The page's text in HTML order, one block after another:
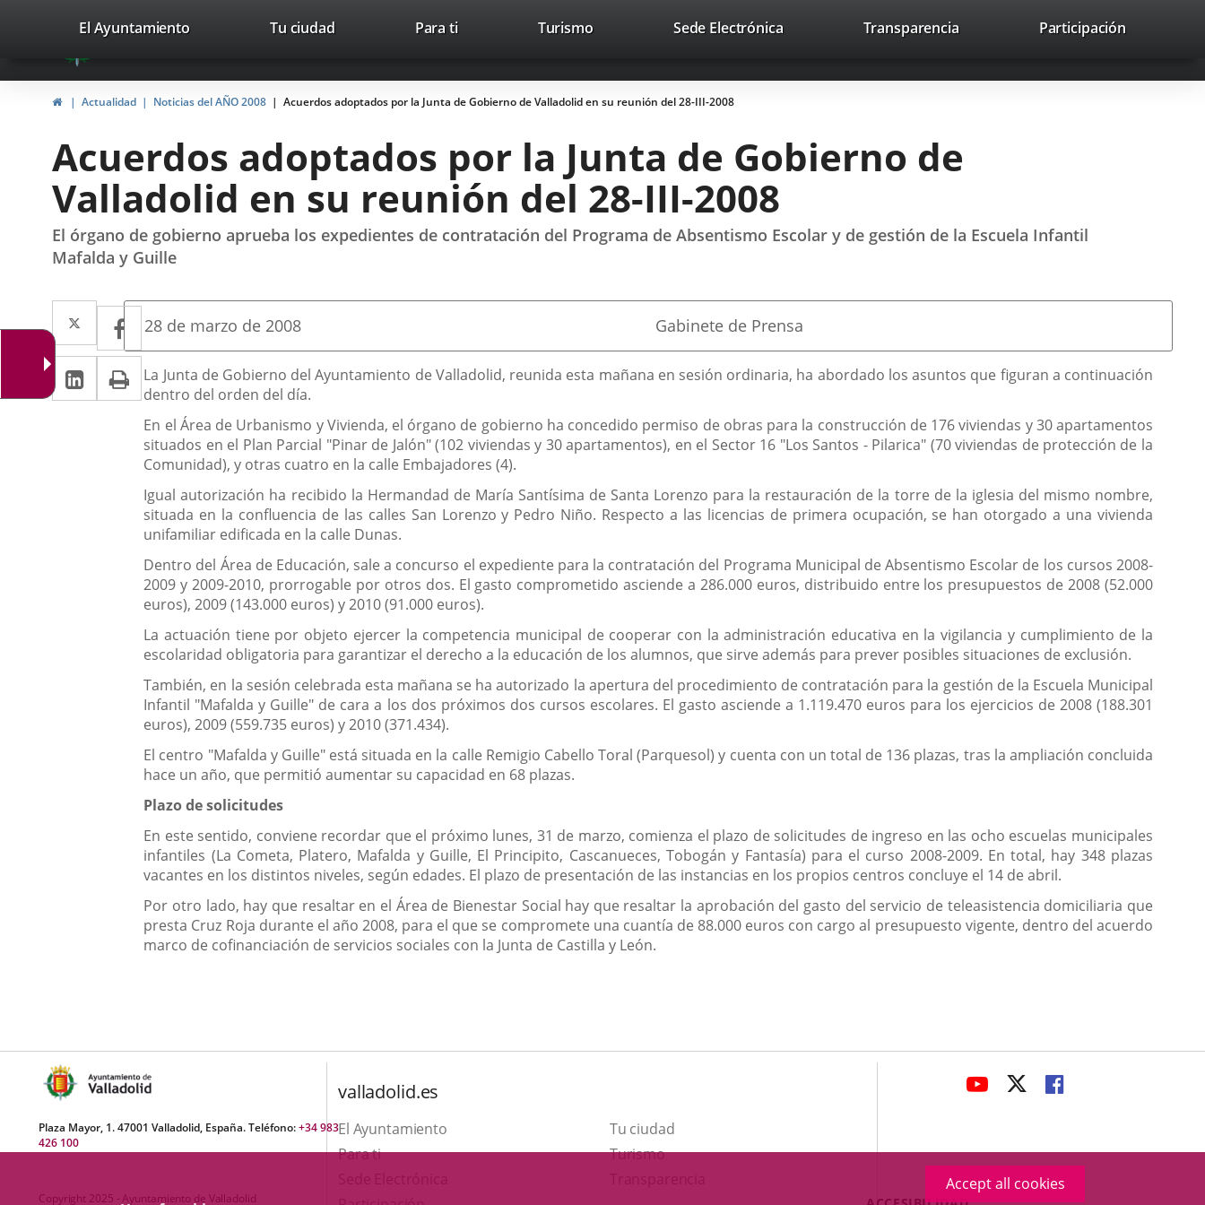
Accept all cookies
Portal
Web
del
Valladolid
avaTop Trabaja con nosotros Contacto avaHeaderSocial
Link
external
Link
external
Link
external
Search
valladolid.es
El Ayuntamiento Tu ciudad Para ti TurismoThis
open
in
up
window.
Sede ElectrónicaLink
application.
Transparencia Participación
HomeActualidad Noticias del AÑO 2008 Acuerdos adoptados por la Junta de Gobierno de Valladolid en su reunión del 28-III-2008
Acuerdos adoptados por la Junta de Gobierno de
Valladolid en su reunión del 28-III-2008
El órgano de gobierno aprueba los expedientes de contratación del Programa de Absentismo Escolar y de gestión de la Escuela Infantil
Mafalda y Guille
Twitter
Enlace
a
una
aplicación
externa.
Facebook
Enlace
a
una
aplicación
externa.
Linkedin
Enlace
a
aplicación
externa.
Print
Fecha
la
noticia
28 de marzo de 2008 Fuente
la
noticia
Gabinete de Prensa
Descripción
La Junta de Gobierno del Ayuntamiento de Valladolid, reunida esta mañana en sesión ordinaria, ha abordado los asuntos que figuran a continuación
dentro del orden del día.
En el Área de Urbanismo y Vivienda, el órgano de gobierno ha concedido permiso de obras para la construcción de 176 viviendas y 30 apartamentos
situados en el Plan Parcial "Pinar de Jalón" (102 viviendas y 30 apartamentos), en el Sector 16 "Los Santos - Pilarica" (70 viviendas de protección de la
Comunidad), y otras cuatro en la calle Embajadores (4).
Igual autorización ha recibido la Hermandad de María Santísima de Santa Lorenzo para la restauración de la torre de la iglesia del mismo nombre,
situada en la confluencia de las calles San Lorenzo y Pedro Niño. Respecto a las licencias de primera ocupación, se han otorgado a una vivienda
unifamiliar edificada en la calle Dunas.
Dentro del Área de Educación, sale a concurso el expediente para la contratación del Programa Municipal de Absentismo Escolar de los cursos 2008-
2009 y 2009-2010, prorrogable por otros dos. El gasto comprometido asciende a 286.000 euros, distribuido entre los presupuestos de 2008 (52.000
euros), 2009 (143.000 euros) y 2010 (91.000 euros).
La actuación tiene por objeto ejercer la competencia municipal de cooperar con la administración educativa en la vigilancia y cumplimiento de la
escolaridad obligatoria para garantizar el derecho a la educación de los alumnos, que sirve además para prever posibles situaciones de exclusión.
También, en la sesión celebrada esta mañana se ha autorizado la apertura del procedimiento de contratación para la gestión de la Escuela Municipal
Infantil "Mafalda y Guille" de cara a los dos próximos dos cursos escolares. El gasto asciende a 1.119.470 euros para los ejercicios de 2008 (188.301
euros), 2009 (559.735 euros) y 2010 (371.434).
El centro "Mafalda y Guille" está situada en la calle Remigio Cabello Toral (Parquesol) y cuenta con un total de 136 plazas, tras la ampliación concluida
hace un año, que permitió aumentar su capacidad en 68 plazas.
Plazo de solicitudes
En este sentido, conviene recordar que el próximo lunes, 31 de marzo, comienza el plazo de solicitudes de ingreso en las ocho escuelas municipales
infantiles (La Cometa, Platero, Mafalda y Guille, El Principito, Cascanueces, Tobogán y Fantasía) para el curso 2008-2009. En total, hay 348 plazas
vacantes en los distintos niveles, según edades. El plazo de presentación de las instancias en los propios centros concluye el 14 de abril.
Por otro lado, hay que resaltar en el Área de Bienestar Social hay que resaltar la aprobación del gasto del servicio de teleasistencia domiciliaria que
presta Cruz Roja durante el año 2008, para el que se compromete una cuantía de 88.000 euros con cargo al presupuesto vigente, dentro del acuerdo
marco de cofinanciación de servicios sociales con la Junta de Castilla y León.
Plaza Mayor, 1. 47001 Valladolid, España. Teléfono:+34 983
426 100
Copyright 2025 - Ayuntamiento de Valladolid
valladolid.es
El Ayuntamiento
Tu ciudad
Para ti
TurismoThis
LINK
APPLICATION.
LINK
APPLICATION.
LINK
APPLICATION.